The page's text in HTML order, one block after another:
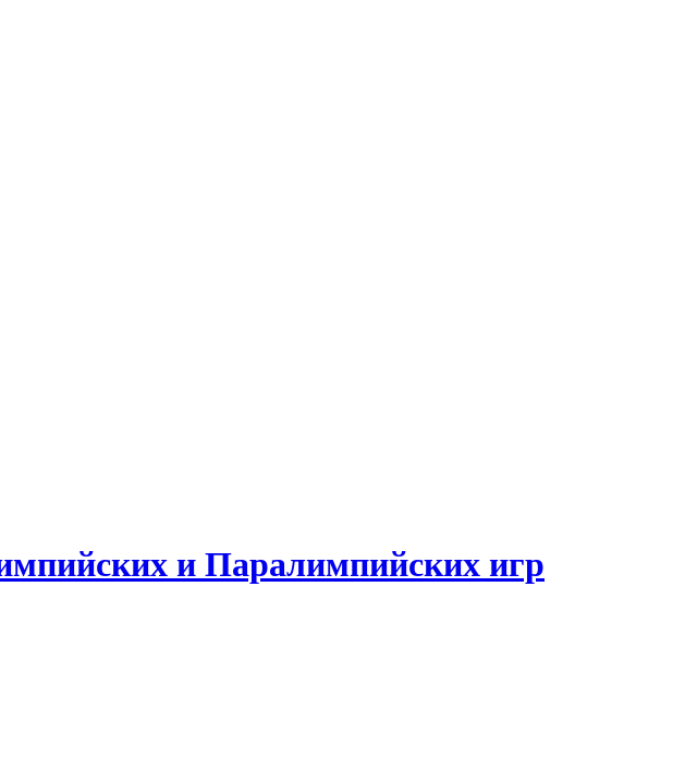
и Паралимпийских игр